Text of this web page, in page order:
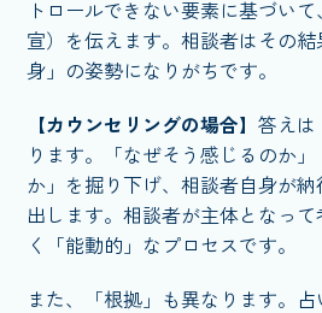
トロールできない要素に基づい
宣）を伝えます。相談者はその
身」の姿勢になりがちです。
【カウンセリングの場合】答えは
ります。「なぜそう感じるのか
か」を掘り下げ、相談者自身が
出します。相談者が主体となっ
く「能動的」なプロセスです。
また、「根拠」も異なります。